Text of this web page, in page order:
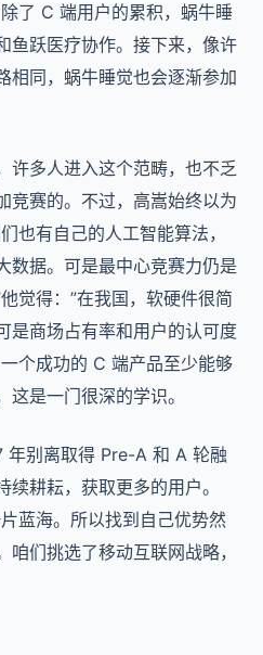
了 C 端用户的累积，蜗牛睡
鱼跃医疗协作。接下来，像许
相同，蜗牛睡觉也会逐渐参加
许多人进入这个范畴，也不乏
竞赛的。不过，高嵩始终以为
也有自己的人工智能算法，
数据。可是最中心竞赛力仍是
觉得：”在我国，软硬件很简
是商场占有率和用户的认可度
个成功的 C 端产品至少能够
是一门很深的学识。
年别离取得 Pre-A 和 A 轮融
耕耘，获取更多的用户。
蓝海。所以找到自己优势然
们挑选了移动互联网战略，